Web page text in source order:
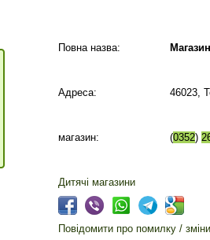
Повна назва:
Адреса: 46023,
магазин: (0352)
Дитячі магазини
Повідомити про помилку / зміни